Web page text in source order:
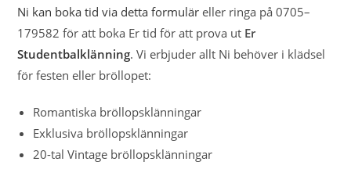
Ni kan boka tid via detta formulär eller ringa på 0705–
179582 för att boka Er tid för att prova ut Er
Studentbalklänning. Vi erbjuder allt Ni behöver i klädsel
för festen eller bröllopet:
Romantiska bröllopsklänningar
Exklusiva bröllopsklänningar
20-tal Vintage bröllopsklänningar